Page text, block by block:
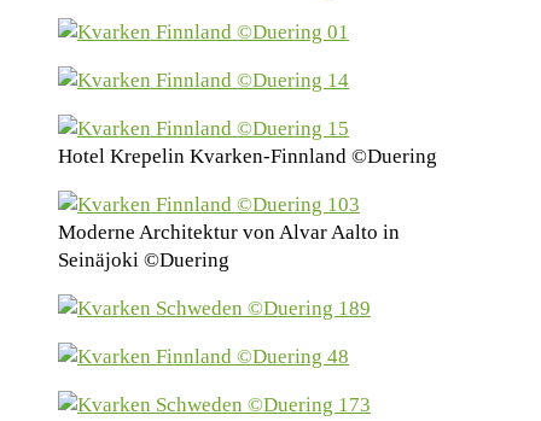
Hotel Krepelin Kvarken-Finnland ©Duering
Moderne Architektur von Alvar Aalto in
Seinäjoki ©Duering